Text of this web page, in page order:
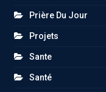
Prière Du Jour
Projets
Sante
Santé